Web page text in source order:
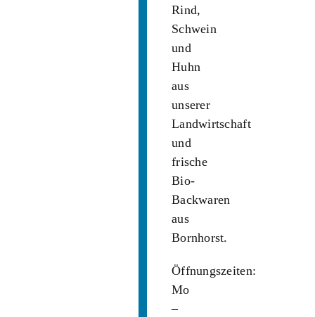
Rind,
Schwein
und
Huhn
aus
unserer
Landwirtschaft
und
frische
Bio-
Backwaren
aus
Bornhorst.
Öffnungszeiten:
Mo
–